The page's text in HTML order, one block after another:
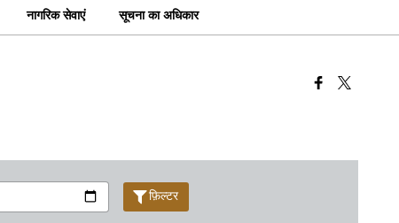
नागरिक सेवाएं सूचना का अधिकार
फ़िल्टर